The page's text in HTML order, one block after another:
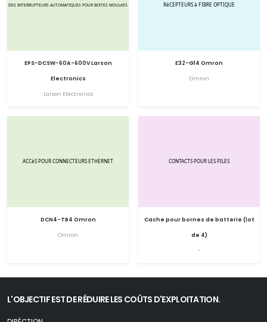
EPS-DCSW-60A-600V Larson
Electronics
Larson Electronics
E32-G14 Omron
Omron
DCN4-TB4 Omron
Omron
Cache pour bornes de batterie (lot
de 4)
-
L'OBJECTIF EST DE RÉDUIRE LES COÛTS D'EXPLOITATION.